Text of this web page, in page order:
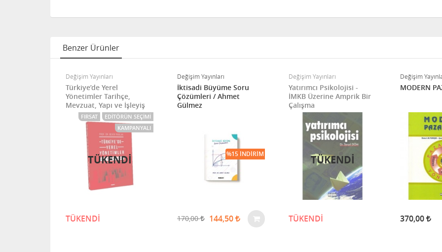
Benzer Ürünler
Değişim Yayınları
Türkiye’de Yerel
Yönetimler Tarihçe,
Mevzuat, Yapı ve İşleyiş
FIRSAT
EDITÖRÜN SEÇIMI
KAMPANYALI
TÜKENDİ
TÜKENDİ
Değişim Yayınları
İktisadi Büyüme Soru
Çözümleri / Ahmet
Gülmez
170,00 144,50
%15 İNDIRIM
Değişim Yayınları
Yatırımcı Psikolojisi -
İMKB Üzerine Amprik Bir
Çalışma
TÜKENDİ
TÜKENDİ
Değişim
MODERN
370,00